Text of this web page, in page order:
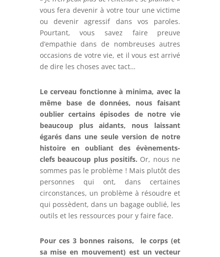
vous fera devenir à votre tour une victime
ou devenir agressif dans vos paroles.
Pourtant, vous savez faire preuve
d’empathie dans de nombreuses autres
occasions de votre vie, et il vous est arrivé
de dire les choses avec tact…
Le cerveau fonctionne à minima, avec la
même base de données, nous faisant
oublier certains épisodes de notre vie
beaucoup plus aidants, nous laissant
égarés dans une seule version de notre
histoire en oubliant des évènements-
clefs beaucoup plus positifs. Or, nous ne
sommes pas le problème ! Mais plutôt des
personnes qui ont, dans certaines
circonstances, un problème à résoudre et
qui possèdent, dans un bagage oublié, les
outils et les ressources pour y faire face.
Pour ces 3 bonnes raisons, le corps (et
sa mise en mouvement) est un vecteur